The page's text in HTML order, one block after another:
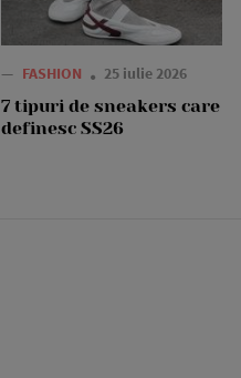
— FASHION 25 iulie 2026
7 tipuri de sneakers care
definesc SS26